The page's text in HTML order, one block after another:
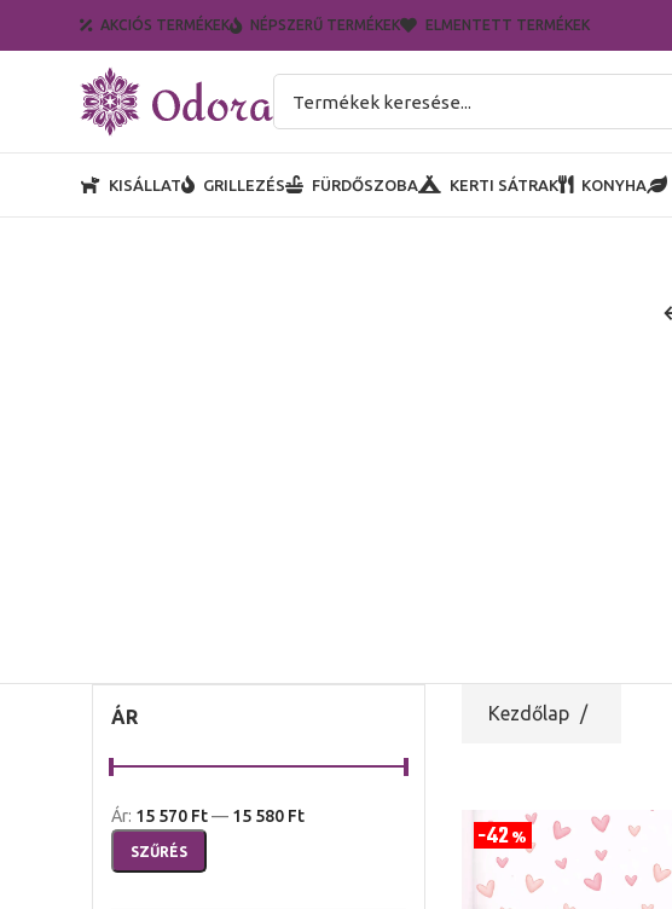
AKCIÓS TERMÉKEK NÉPSZERŰ TERMÉKEK ELMENTETT TERMÉKEK
KISÁLLAT GRILLEZÉS FÜRDŐSZOBA KERTI SÁTRAK KONYHA
ÁR
SZŰRÉS
Ár: 15 570 Ft— 15 580 Ft
Kezdőlap
42%